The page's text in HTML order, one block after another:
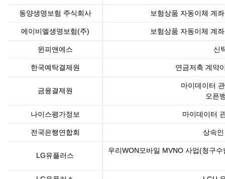
동양생명보험 주식회사 보험상품 자동이체 계
에이비엘생명보험(주) 보험상품 자동이체 계
윈피앤에스 신
한국예탁결제원 연금저축 계약
금융결제원
마이데이터
오픈
나이스평가정보 마이데이터
전국은행연합회 상속
LG유플러스
우리WON모바일 MVNO 사업(청구